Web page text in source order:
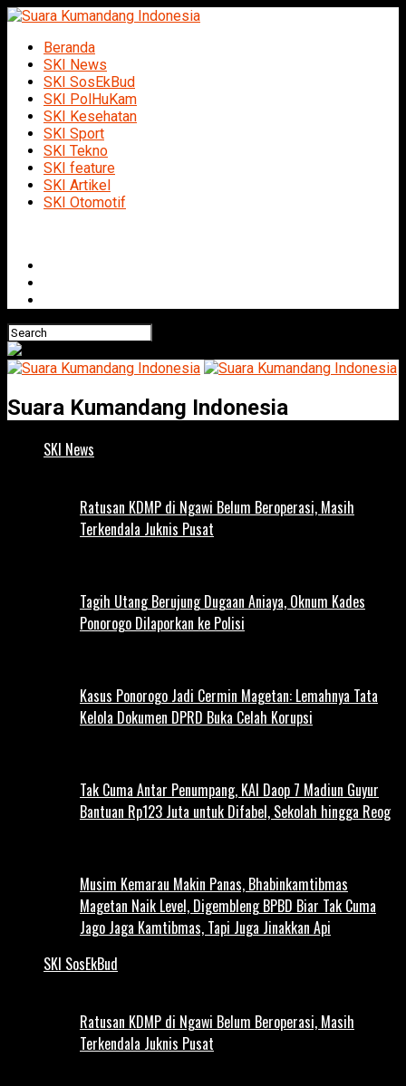
Beranda
SKI News
SKI SosEkBud
SKI PolHuKam
SKI Kesehatan
SKI Sport
SKI Tekno
SKI feature
SKI Artikel
SKI Otomotif
Suara Kumandang Indonesia
SKI News
Ratusan KDMP di Ngawi Belum Beroperasi, Masih
Terkendala Juknis Pusat
Tagih Utang Berujung Dugaan Aniaya, Oknum Kades
Ponorogo Dilaporkan ke Polisi
Kasus Ponorogo Jadi Cermin Magetan: Lemahnya Tata
Kelola Dokumen DPRD Buka Celah Korupsi
Tak Cuma Antar Penumpang, KAI Daop 7 Madiun Guyur
Bantuan Rp123 Juta untuk Difabel, Sekolah hingga Reog
Musim Kemarau Makin Panas, Bhabinkamtibmas
Magetan Naik Level, Digembleng BPBD Biar Tak Cuma
Jago Jaga Kamtibmas, Tapi Juga Jinakkan Api
SKI SosEkBud
Ratusan KDMP di Ngawi Belum Beroperasi, Masih
Terkendala Juknis Pusat